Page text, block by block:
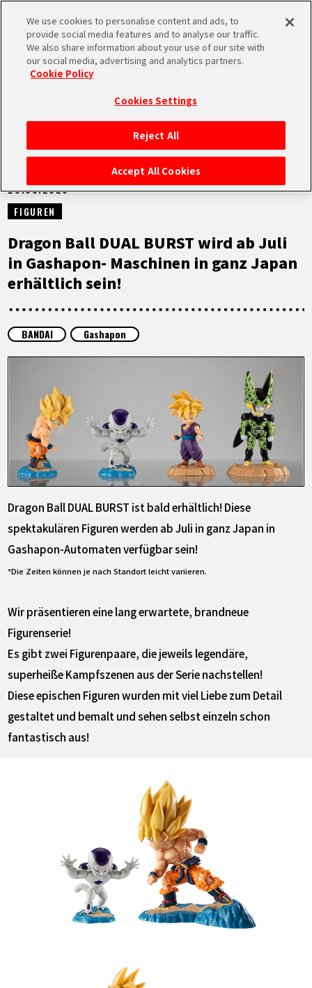
MEN
STARTSEITE
NEUES
HIGHLIGHTS
VIDEOS
SPECIALS
INFOS
LANGUAGE
JP
FR ES
NEUES
29.05.2026
FIGUREN
Dragon Ball DUAL BURST wird ab Juli
in Gashapon- Maschinen in ganz Japan
erhältlich sein!
BANDAI Gashapon
Dragon Ball DUAL BURST ist bald erhältlich! Diese
spektakulären Figuren werden ab Juli in ganz Japan in
Gashapon-Automaten verfügbar sein!
*Die Zeiten können je nach Standort leicht variieren.
Wir präsentieren eine lang erwartete, brandneue
Figurenserie!
Es gibt zwei Figurenpaare, die jeweils legendäre,
superheiße Kampfszenen aus der Serie nachstellen!
Diese epischen Figuren wurden mit viel Liebe zum Detail
gestaltet und bemalt und sehen selbst einzeln schon
fantastisch aus!
We use cookies to personalise content and ads, to
provide social media features and to analyse our traffic.
We also share information about your use of our site with
our social media, advertising and analytics partners.
Cookie Policy
Cookies Settings
Reject All
Accept All Cookies